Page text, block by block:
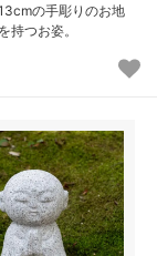
の手彫りのお地
持つお姿。